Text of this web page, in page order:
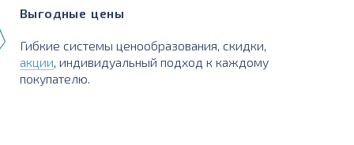
Выгодные цены
Гибкие системы ценообразования, скидки,
акции, индивидуальный подход к каждому
покупателю.